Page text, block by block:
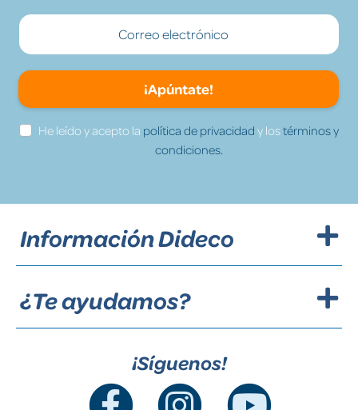
¡Apúntate!
He leído y acepto la política de privacidad y lostérminos y
condiciones.
Información Dideco
¿Te ayudamos?
¡Síguenos!